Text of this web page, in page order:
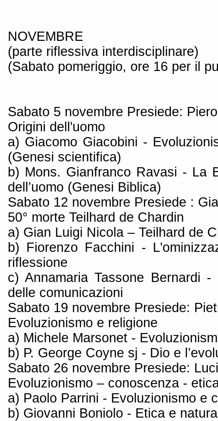
NOVEMBRE
(parte riflessiva interdisciplinare)
(Sabato pomeriggio, ore 16 per il
Sabato 5 novembre Presiede:
Origini dell'uomo
a) Giacomo Giacobini -
(Genesi scientifica)
b) Mons. Gianfranco Ravasi - La
dell’uomo (Genesi Biblica)
Sabato 12 novembre Presiede :
50° morte Teilhard de Chardin
a) Gian Luigi Nicola – Teilhard de
b) Fiorenzo Facchini -
riflessione
c) Annamaria Tassone Bernardi
delle comunicazioni
Sabato 19 novembre Presiede:
Evoluzionismo e religione
a) Michele Marsonet -
b) P. George Coyne sj - Dio e
Sabato 26 novembre Presiede:
Evoluzionismo – conoscenza -
a) Paolo Parrini - Evoluzionismo e
b) Giovanni Boniolo - Etica e